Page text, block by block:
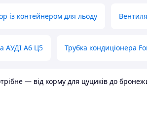
із контейнером для льоду
АУДІ А6 Ц5 Трубка кондиціонера
— від корму для цуциків до